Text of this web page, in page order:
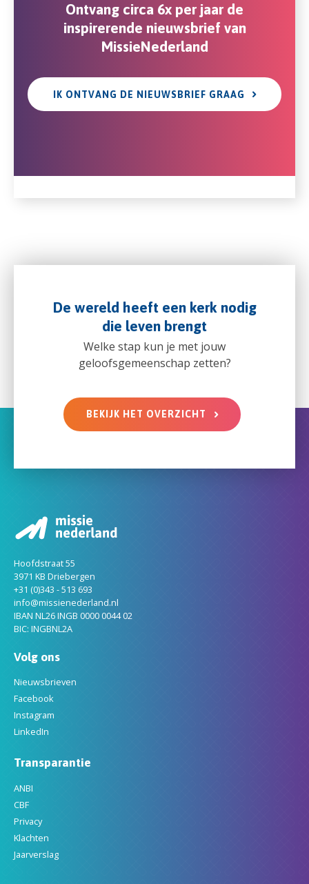
Ontvang circa 6x per jaar de
inspirerende nieuwsbrief van
MissieNederland
IK ONTVANG DE NIEUWSBRIEF GRAAG
De wereld heeft een kerk nodig
die leven brengt
Welke stap kun je met jouw
geloofsgemeenschap zetten?
BEKIJK HET OVERZICHT
Hoofdstraat 55
3971 KB Driebergen
+31 (0)343 - 513 693
info@missienederland.nl
IBAN NL26 INGB 0000 0044 02
BIC: INGBNL2A
Volg ons
Nieuwsbrieven
Facebook
Instagram
LinkedIn
Transparantie
ANBI
CBF
Privacy
Klachten
Jaarverslag